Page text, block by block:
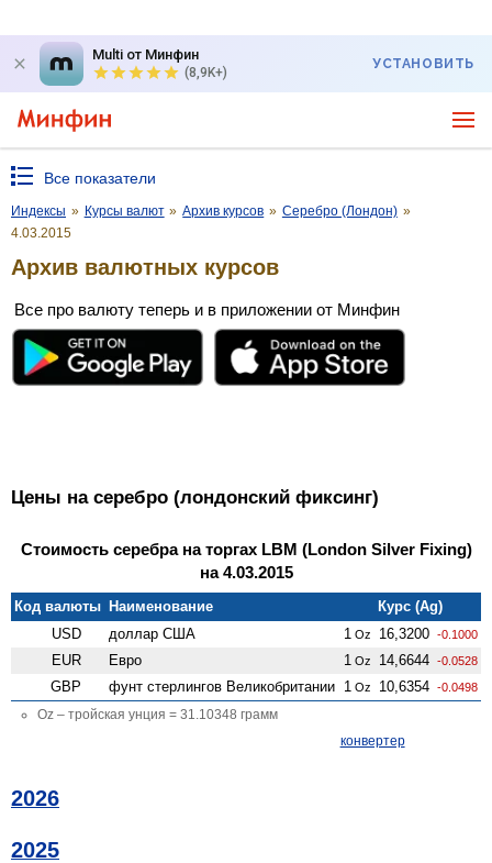
Multi от Минфин
(8,9K+)
УСТАНОВИТЬ
Все показатели
Индексы » Курсы валют » Архив курсов » Серебро (Лондон) »
4.03.2015
Архив валютных курсов
Все про валюту теперь и в приложении от Минфин
Цены на серебро (лондонский фиксинг)
Стоимость серебра на торгах LBM (London Silver Fixing)
на 4.03.2015
Код валюты Наименование
Курс (Ag)
USD
доллар США 1 Oz 16,3200 -0.1000
EUR Евро 1 Oz 14,6644 -0.0528
GBP фунт стерлингов Велико­британии 1 Oz 10,6354 -0.0498
Oz – тройская унция = 31.10348 грамм
конвертер
2026
2025